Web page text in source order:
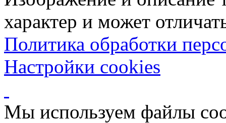
характер и может
Политика обработки
Настройки cookies
Мы используем файлы